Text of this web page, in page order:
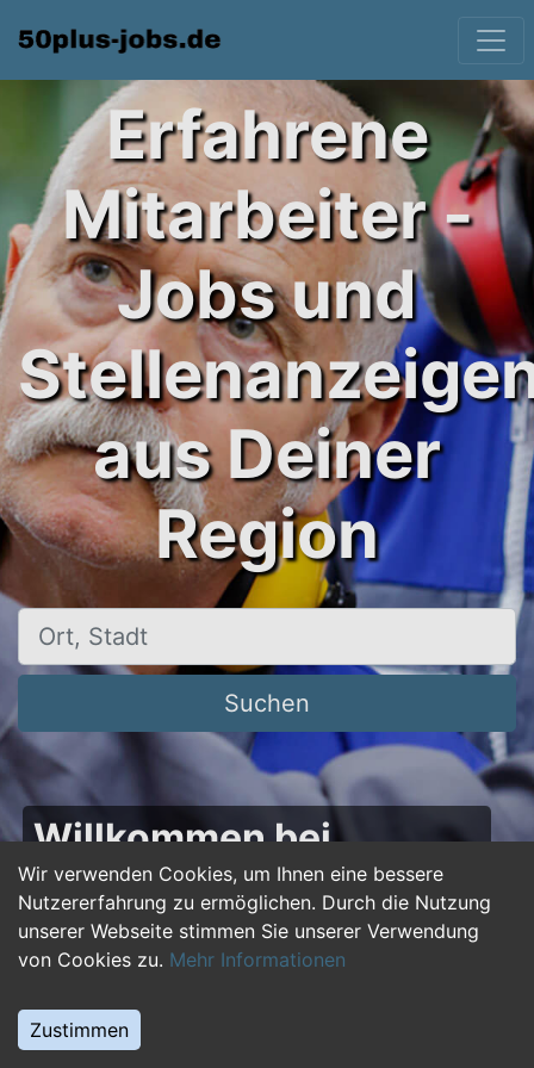
Wir verwenden Cookies, um Ihnen eine bessere
Nutzererfahrung zu ermöglichen. Durch die Nutzung
unserer Webseite stimmen Sie unserer Verwendung
von Cookies zu. Mehr Informationen
Zustimmen
Erfahrene
Mitarbeiter -
Jobs und
aus Deiner
Region
Ort, Stadt
Suchen
Willkommen bei
50plus-jobs.de – Dein
Portal für Jobs ab 50!
Du bist über 50 und suchst nach einer neuen
beruflichen Herausforderung oder einem
Jobwechsel? Auf